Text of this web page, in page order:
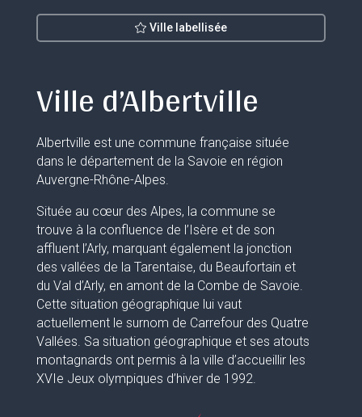
Ville labellisée
Ville d’Albertville
Albertville est une commune française située
dans le département de la Savoie en région
Auvergne-Rhône-Alpes.
Située au cœur des Alpes, la commune se
trouve à la confluence de l’Isère et de son
affluent l’Arly, marquant également la jonction
des vallées de la Tarentaise, du Beaufortain et
du Val d’Arly, en amont de la Combe de Savoie.
Cette situation géographique lui vaut
actuellement le surnom de Carrefour des Quatre
Vallées. Sa situation géographique et ses atouts
montagnards ont permis à la ville d’accueillir les
XVIe Jeux olympiques d’hiver de 1992.